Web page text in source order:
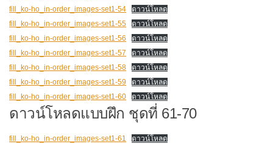
fill_ko-ho_in-order_images-set1-54
ดาวน์โหลด
fill_ko-ho_in-order_images-set1-55
ดาวน์โหลด
fill_ko-ho_in-order_images-set1-56
ดาวน์โหลด
fill_ko-ho_in-order_images-set1-57
ดาวน์โหลด
fill_ko-ho_in-order_images-set1-58
ดาวน์โหลด
fill_ko-ho_in-order_images-set1-59
ดาวน์โหลด
fill_ko-ho_in-order_images-set1-60
ดาวน์โหลด
ดาวน์โหลดแบบฝึก ชุดที่ 61-70
fill_ko-ho_in-order_images-set1-61
ดาวน์โหลด